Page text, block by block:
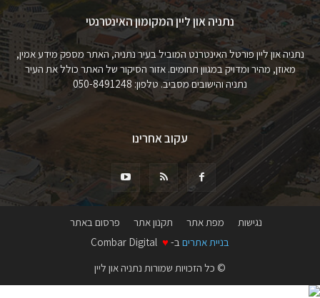
נתניה און ליין המקומון האינטרנטי
נתניה און ליין פורטל האינטרנט המוביל בעיר נתניה, האתר מספק מידע אמין,
מאוזן, מהיר ומדויק במגוון תחומים. אזור הסיקור של האתר כולל את העיר
נתניה והישובים מסביב. טלפון: 050-8491248
עקוב אחרינו
נגישות מפת אתר תקנון אתר
פרסום באתר
בניית אתרים ב- ♥
© כל הזכויות שמורות נתניה און ליין